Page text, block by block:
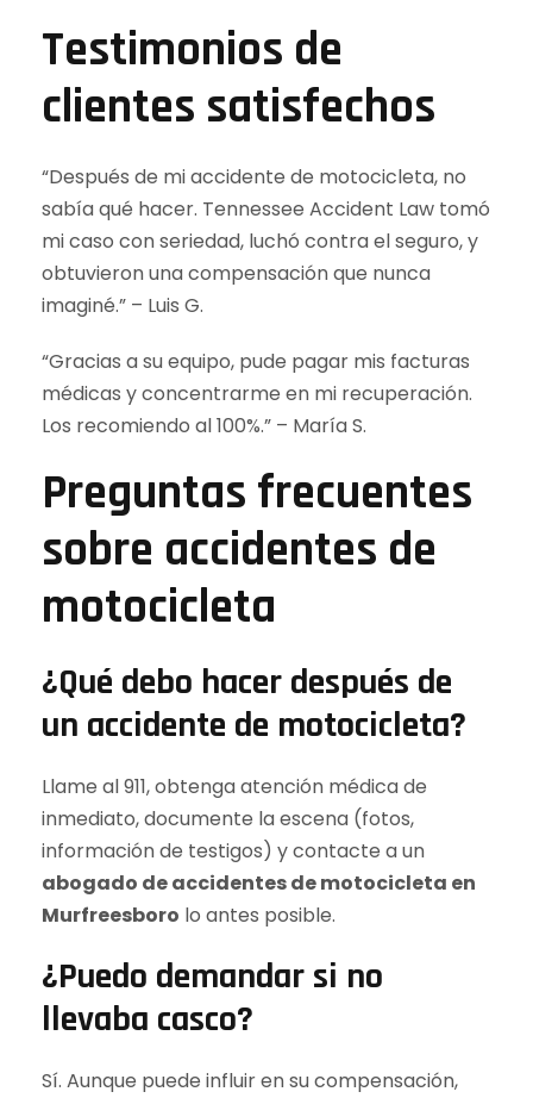
Testimonios de
clientes satisfechos
“Después de mi accidente de motocicleta, no
sabía qué hacer. Tennessee Accident Law tomó
mi caso con seriedad, luchó contra el seguro, y
obtuvieron una compensación que nunca
imaginé.” – Luis G.
“Gracias a su equipo, pude pagar mis facturas
médicas y concentrarme en mi recuperación.
Los recomiendo al 100%.” – María S.
Preguntas frecuentes
sobre accidentes de
motocicleta
¿Qué debo hacer después de
un accidente de motocicleta?
Llame al 911, obtenga atención médica de
inmediato, documente la escena (fotos,
información de testigos) y contacte a un
abogado de accidentes de motocicleta en
Murfreesboro lo antes posible.
¿Puedo demandar si no
llevaba casco?
Sí. Aunque puede influir en su compensación,